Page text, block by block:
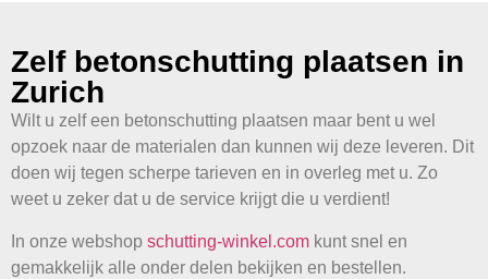
Zelf betonschutting plaatsen in
Zurich
Wilt u zelf een betonschutting plaatsen maar bent u wel
opzoek naar de materialen dan kunnen wij deze leveren. Dit
doen wij tegen scherpe tarieven en in overleg met u. Zo
weet u zeker dat u de service krijgt die u verdient!
In onze webshop schutting-winkel.com kunt snel en
gemakkelijk alle onder delen bekijken en bestellen.